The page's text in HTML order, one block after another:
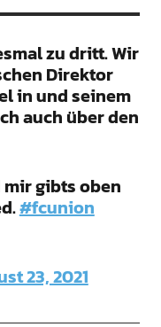
zu dritt. Wir
Direktor
in und seinem
auch über den
mir gibts oben
#fcunion
23, 2021